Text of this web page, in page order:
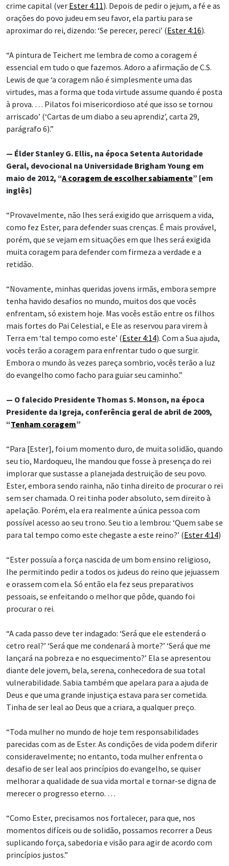
crime capital (ver Ester 4:11). Depois de pedir o jejum, a fé e as
orações do povo judeu em seu favor, ela partiu para se
aproximar do rei, dizendo: ‘Se perecer, pereci’ (Ester 4:16).
“A pintura de Teichert me lembra de como a coragem é
essencial em tudo o que fazemos. Adoro a afirmação de C.S.
Lewis de que ‘a coragem não é simplesmente uma das
virtudes, mas a forma que toda virtude assume quando é posta
à prova. … Pilatos foi misericordioso até que isso se tornou
arriscado’ (‘Cartas de um diabo a seu aprendiz’, carta 29,
parágrafo 6).”
— Élder Stanley G. Ellis, na época Setenta Autoridade
Geral, devocional na Universidade Brigham Young em
maio de 2012, “A coragem de escolher sabiamente” [em
inglês]
“Provavelmente, não lhes será exigido que arrisquem a vida,
como fez Ester, para defender suas crenças. É mais provável,
porém, que se vejam em situações em que lhes será exigida
muita coragem para defender com firmeza a verdade e a
retidão.
“Novamente, minhas queridas jovens irmãs, embora sempre
tenha havido desafios no mundo, muitos dos que vocês
enfrentam, só existem hoje. Mas vocês estão entre os filhos
mais fortes do Pai Celestial, e Ele as reservou para virem à
Terra em ‘tal tempo como este’ (Ester 4:14). Com a Sua ajuda,
vocês terão a coragem para enfrentar tudo o que surgir.
Embora o mundo às vezes pareça sombrio, vocês terão a luz
do evangelho como facho para guiar seu caminho.”
— O falecido Presidente Thomas S. Monson, na época
Presidente da Igreja, conferência geral de abril de 2009,
“Tenham coragem”
“Para [Ester], foi um momento duro, de muita solidão, quando
seu tio, Mardoqueu, lhe mandou que fosse à presença do rei
implorar que sustasse a planejada destruição de seu povo.
Ester, embora sendo rainha, não tinha direito de procurar o rei
sem ser chamada. O rei tinha poder absoluto, sem direito à
apelação. Porém, ela era realmente a única pessoa com
possível acesso ao seu trono. Seu tio a lembrou: ‘Quem sabe se
para tal tempo como este chegaste a este reino?’ (Ester 4:14)
“Ester possuía a força nascida de um bom ensino religioso,
lhe permitindo pedir a todos os judeus do reino que jejuassem
e orassem com ela. Só então ela fez seus preparativos
pessoais, se enfeitando o melhor que pôde, quando foi
procurar o rei.
“A cada passo deve ter indagado: ‘Será que ele estenderá o
cetro real?’ ‘Será que me condenará à morte?’ ‘Será que me
lançará na pobreza e no esquecimento?’ Ela se apresentou
diante dele jovem, bela, serena, conhecedora de sua total
vulnerabilidade. Sabia também que apelara para a ajuda de
Deus e que uma grande injustiça estava para ser cometida.
Tinha de ser leal ao Deus que a criara, a qualquer preço.
“Toda mulher no mundo de hoje tem responsabilidades
parecidas com as de Ester. As condições de vida podem diferir
consideravelmente; no entanto, toda mulher enfrenta o
desafio de ser leal aos princípios do evangelho, se quiser
melhorar a qualidade de sua vida mortal e tornar-se digna de
merecer o progresso eterno. …
“Como Ester, precisamos nos fortalecer, para que, nos
momentos difíceis ou de solidão, possamos recorrer a Deus
suplicando força, sabedoria e visão para agir de acordo com
princípios justos.”